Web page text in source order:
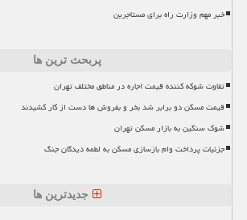
خبر مهم وزارت راه برای مستاجرین
پربحث ترین ها
تفاوت شوکه کننده قیمت اجاره در مناطق مختلف تهران
قیمت مسکن دو برابر شد بخر و بفروش ها دست از کار کشیدند
شوک سنگین به بازار مسکن تهران
جزئیات پرداخت وام بازسازی مسکن به لطمه دیدگان جنگ
جدیدترین ها